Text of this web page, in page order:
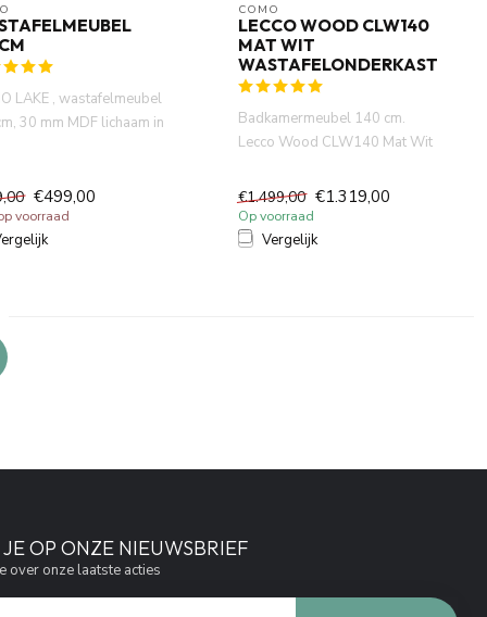
LAKE , wastafelmeubel
30 mm MDF lichaam in
€499,00
voorraad
COMO
LECCO WOOD CLW140
MAT WIT
WASTAFELONDERKAST
Badkamermeubel 140 cm.
Lecco Wood CLW140 Mat Wit
€1.499,00 €1.319,00
Op voorraad
Vergelijk
OP ONZE NIEUWSBRIEF
over onze laatste acties